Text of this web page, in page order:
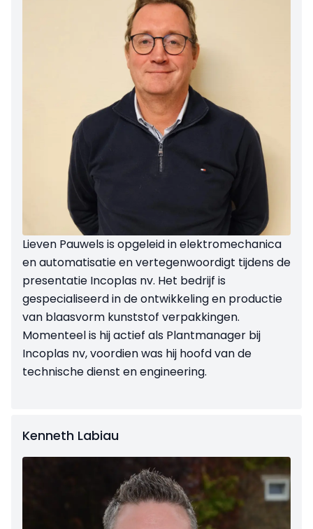
Lieven Pauwels is opgeleid in elektromechanica
en automatisatie en vertegenwoordigt tijdens de
presentatie Incoplas nv. Het bedrijf is
gespecialiseerd in de ontwikkeling en productie
van blaasvorm kunststof verpakkingen.
Momenteel is hij actief als Plantmanager bij
Incoplas nv, voordien was hij hoofd van de
technische dienst en engineering.
Kenneth Labiau